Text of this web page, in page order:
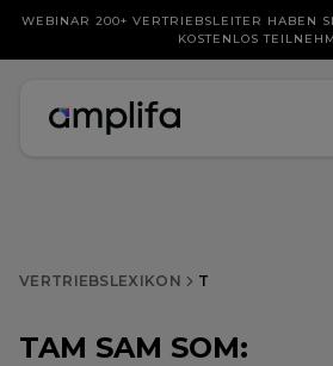
WEBINAR 200+ VERTRIEBSLEITER HABEN
KOSTENLOS
VERTRIEBSLEXIKON T
TAM SAM SOM: